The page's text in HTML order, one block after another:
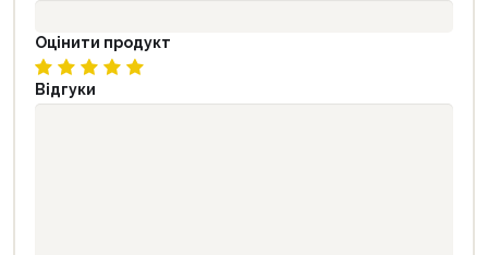
Оцінити продукт
Відгуки